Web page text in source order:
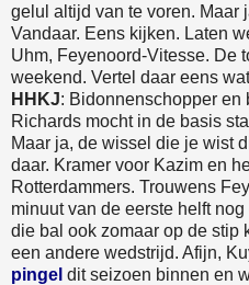
gelul altijd van te voren. Maar
Vandaar. Eens kijken. Laten
Uhm, Feyenoord-Vitesse. De
weekend. Vertel daar eens
HHKJ: Bidonnenschopper en
Richards mocht in de basis
Maar ja, de wissel die je wist
daar. Kramer voor Kazim en
Rotterdammers. Trouwens
minuut van de eerste helft
die bal ook zomaar op de stip
een andere wedstrijd. Afijn,
pingel dit seizoen binnen en